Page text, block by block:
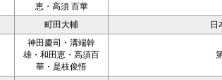
恵・高須 百華
町田大輔 日
神田慶司・溝端幹
雄・和田恵・高須百
華・是枝俊悟